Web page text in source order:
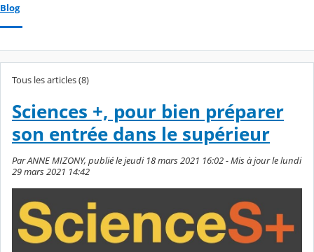
Blog
Tous les articles (8)
Sciences +, pour bien préparer
son entrée dans le supérieur
Par ANNE MIZONY, publié le jeudi 18 mars 2021 16:02 - Mis à jour le lundi
29 mars 2021 14:42